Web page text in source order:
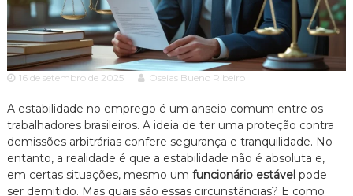
c
i
a
A
v
o
c
a
c
ã
o
P
a
u
l
e
s
p
e
c
i
16 de setembro de 2025 Oseias Bueno Ribeiro
A estabilidade no emprego é um anseio comum entre os
trabalhadores brasileiros. A ideia de ter uma proteção contra
demissões arbitrárias confere segurança e tranquilidade. No
entanto, a realidade é que a estabilidade não é absoluta e,
em certas situações, mesmo um funcionário estávelpode
ser demitido. Mas quais são essas circunstâncias? E como